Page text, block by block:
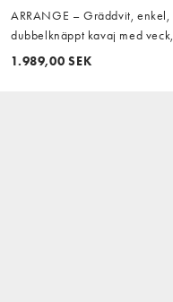
ARRANGE – Gräddvit, enkel,
dubbelknäppt kavaj med veck,
del av set
1.989,00 SEK